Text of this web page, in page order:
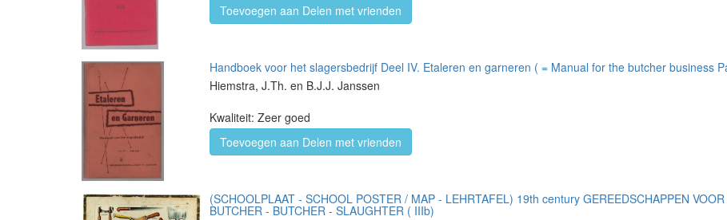
Toevoegen aan Delen met vrienden
Handboek voor het slagersbedrijf Deel IV. Etaleren en garneren ( = Manual for the butcher business
Hiemstra, J.Th. en B.J.J. Janssen
Kwaliteit: Zeer goed
Toevoegen aan Delen met vrienden
(SCHOOLPLAAT - SCHOOL POSTER / MAP - LEHRTAFEL) 19th century GEREEDSCHAPPEN
BUTCHER - BUTCHER - SLAUGHTER ( IIIb)